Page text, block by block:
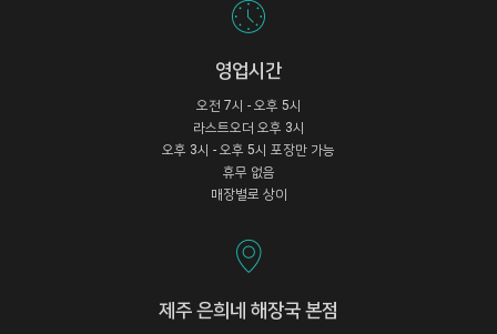
영업시간
오전 7시 - 오후 5시
라스트오더 오후 3시
오후 3시 - 오후 5시 포장만 가능
휴무 없음
매장별로 상이
제주 은희네 해장국 본점